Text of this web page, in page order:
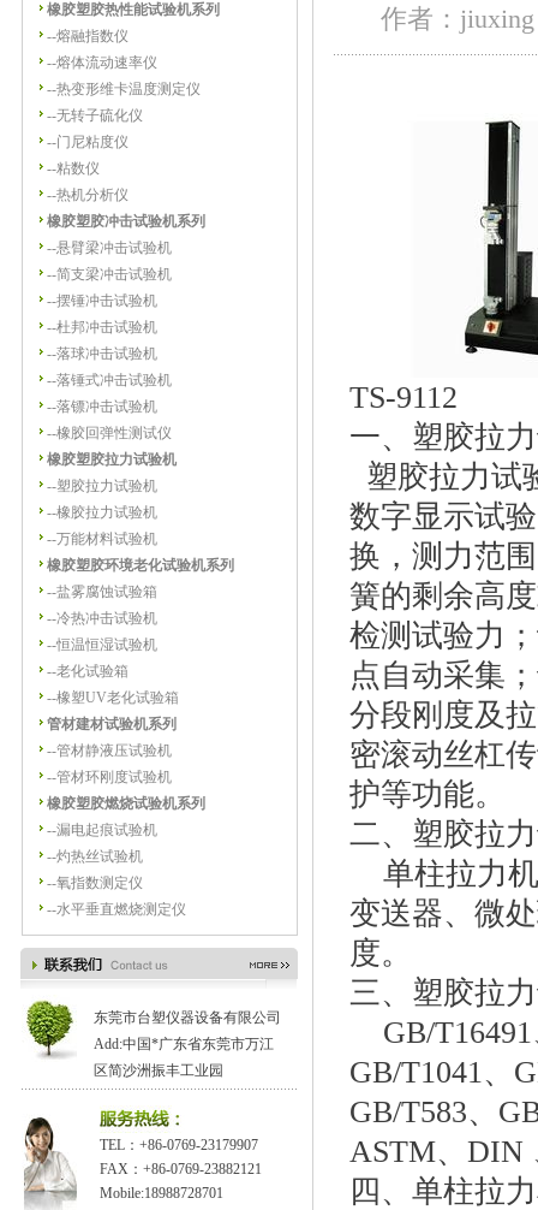
橡胶塑胶热性能试验机系列
--熔融指数仪
--熔体流动速率仪
--热变形维卡温度测定仪
--无转子硫化仪
--门尼粘度仪
--粘数仪
--热机分析仪
橡胶塑胶冲击试验机系列
--悬臂梁冲击试验机
--简支梁冲击试验机
--摆锤冲击试验机
--杜邦冲击试验机
--落球冲击试验机
--落锤式冲击试验机
--落镖冲击试验机
--橡胶回弹性测试仪
橡胶塑胶拉力试验机
--塑胶拉力试验机
--橡胶拉力试验机
--万能材料试验机
橡胶塑胶环境老化试验机系列
--盐雾腐蚀试验箱
--冷热冲击试验机
--恒温恒湿试验机
--老化试验箱
--橡塑UV老化试验箱
管材建材试验机系列
--管材静液压试验机
--管材环刚度试验机
橡胶塑胶燃烧试验机系列
--漏电起痕试验机
--灼热丝试验机
--氧指数测定仪
--水平垂直燃烧测定仪
东莞市台塑仪器设备有限公司
Add:中国*广东省东莞市万江
区简沙洲振丰工业园
TEL：+86-0769-23179907
FAX：+86-0769-23882121
Mobile:18988728701
作者：
TS-9112
一、塑胶拉
塑胶拉力试
数字显示试
换，测力范
簧的剩余高
检测试验力
点自动采集
分段刚度及
密滚动丝杠
护等功能。
二、塑胶拉
单柱拉力机
变送器、微
度。
三、塑胶拉
GB/T16491
GB/T1041、
GB/T583、
ASTM、DIN
四、单柱拉